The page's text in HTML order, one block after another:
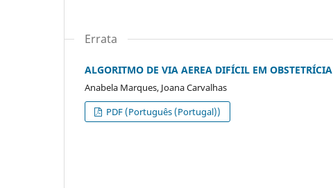
Errata
ALGORITMO DE VIA AEREA DIFÍCIL EM OBSTETRÍCIA
Anabela Marques, Joana Carvalhas
PDF (Português (Portugal))